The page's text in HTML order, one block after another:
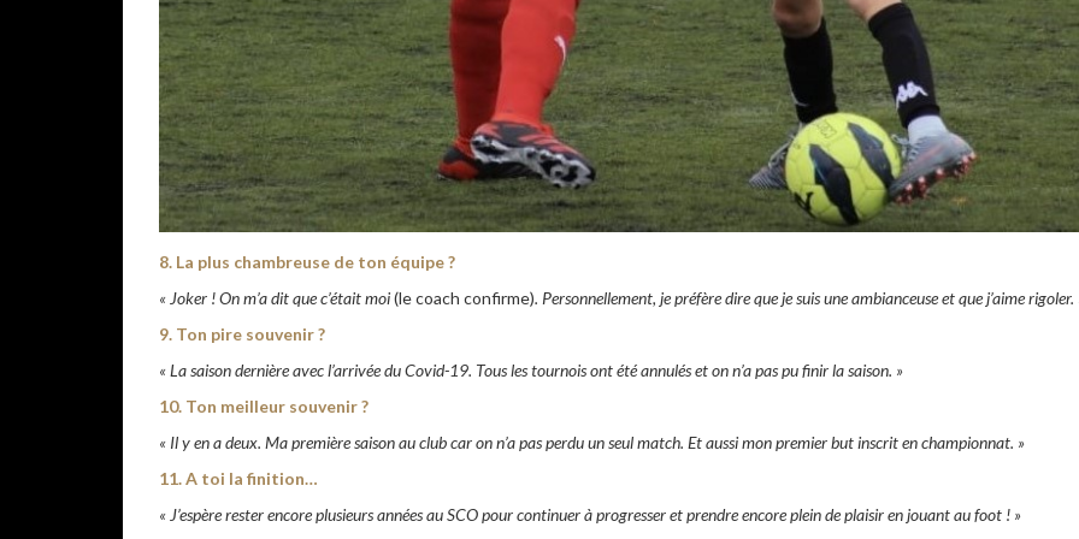
8. La plus chambreuse de ton équipe ?
« Joker ! On m’a dit que c’était moi(le coach confirme). Personnellement, je préfère dire que je suis une ambianceuse et que j’aime rigoler.
9. Ton pire souvenir ?
« La saison dernière avec l’arrivée du Covid-19. Tous les tournois ont été annulés et on n’a pas pu finir la saison. »
10. Ton meilleur souvenir ?
« Il y en a deux. Ma première saison au club car on n’a pas perdu un seul match. Et aussi mon premier but inscrit en championnat. »
11. A toi la finition…
« J’espère rester encore plusieurs années au SCO pour continuer à progresser et prendre encore plein de plaisir en jouant au foot ! »